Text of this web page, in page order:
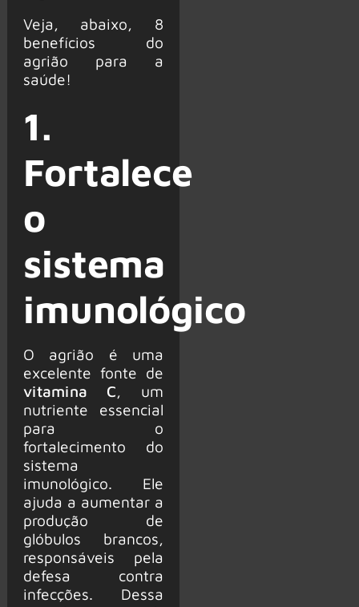
Veja, abaixo, 8
benefícios do
agrião para a
saúde!
1.
Fortalece
o
sistema
imunológico
O agrião é uma
excelente fonte de
vitamina C, um
nutriente essencial
para o
fortalecimento do
sistema
imunológico. Ele
ajuda a aumentar a
produção de
glóbulos brancos,
responsáveis pela
defesa contra
infecções. Dessa